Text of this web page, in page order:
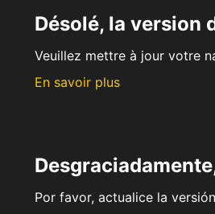
Désolé, la version
Veuillez mettre à jour votre
En savoir plus
Por favor, actualice la